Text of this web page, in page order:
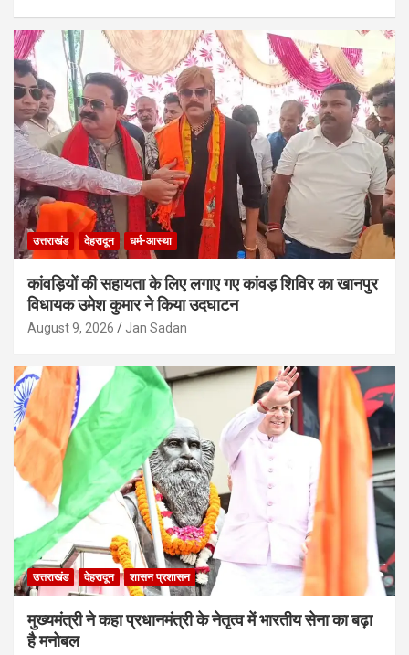
उत्तराखंड देहरादून धर्म-आस्था
कांवड़ियों की सहायता के लिए लगाए गए कांवड़ शिविर का खानपुर
विधायक उमेश कुमार ने किया उदघाटन
August 9, 2026 Jan Sadan
उत्तराखंड देहरादून शासन प्रशासन
मुख्यमंत्री ने कहा प्रधानमंत्री के नेतृत्व में भारतीय सेना का बढ़ा
है मनोबल